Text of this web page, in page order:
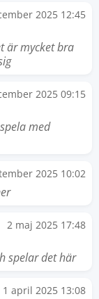
2025 12:45
är mycket bra
2025 09:15
med
2025 10:02
2 maj 2025 17:48
spelar det här
1 april 2025 13:08